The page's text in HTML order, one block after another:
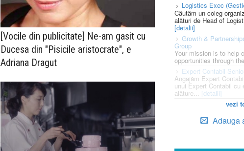
[Vocile din publicitate] Ne-am gasit cu
Ducesa din "Pisicile aristocrate", e
Adriana Dragut
Logistics Exec
Căutăm un coleg
alături de Head of
[detalii]
Growth &
Group
Your mission is to help
opportunities through
Expert Contabil
Angajăm Expert
unui Expert Contabil
alăture... [detalii]
vezi
Adauga